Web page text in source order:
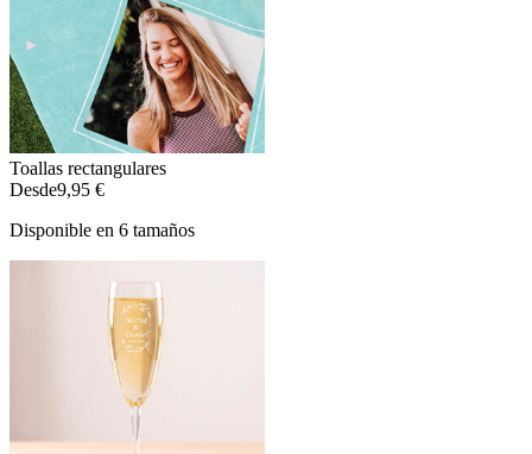
Toallas rectangulares
Desde9,95 €
Disponible en 6 tamaños